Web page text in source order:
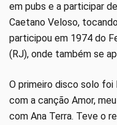
em pubs e a participar
Caetano Veloso,
participou em 1974 do
(RJ), onde também se
O primeiro disco solo
com a canção Amor,
com Ana Terra. Teve o